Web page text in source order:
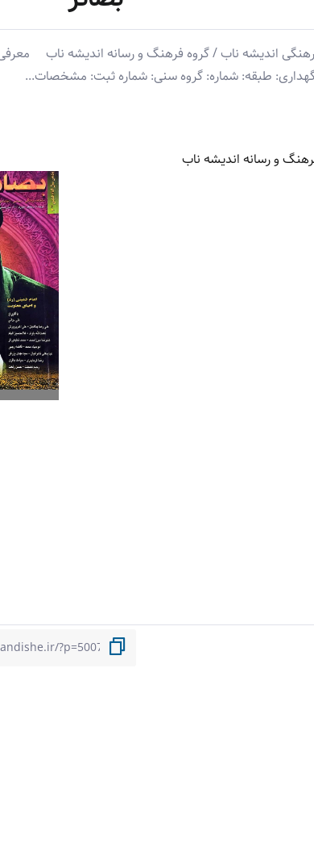
اندیشه ناب / گروه فرهنگ و رسانه اندیشه ناب معرفی
طبقه: شماره: گروه سنی: شماره ثبت: مشخصات...
و رسانه اندیشه ناب